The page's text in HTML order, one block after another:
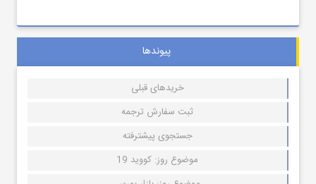
پیوندها
خریدهای قبلی
ثبت سفارش ترجمه
جستجوی پیشترفته
موضوع روز: کووید 19